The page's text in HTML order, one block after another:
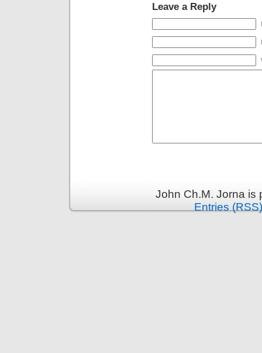
Leave a Reply
John Ch.M. Jorna
Entries (RSS)